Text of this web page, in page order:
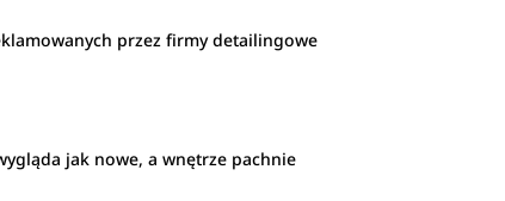
przez firmy detailingowe
jak nowe, a wnętrze pachnie